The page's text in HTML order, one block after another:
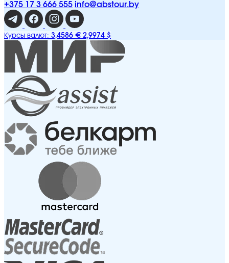
+375 17 3 666 555 info@abstour.by
Курсы валют: 3,4586 € 2,9974 $